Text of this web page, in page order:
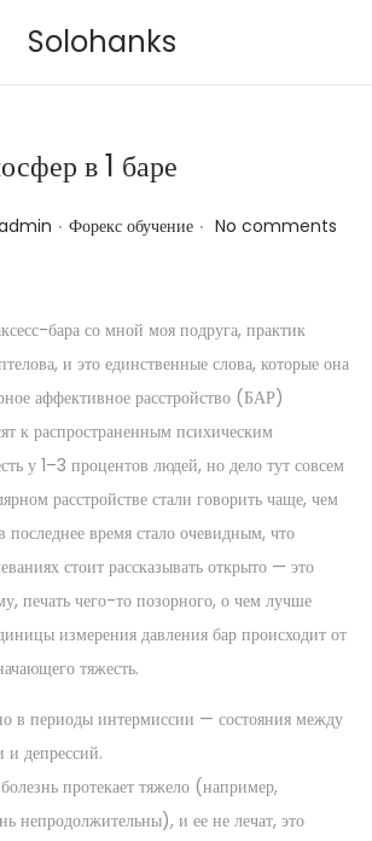
S
p
o
v
i
g
a
t
i
o
n
S
p
o
n
t
e
n
t
Solohanks
в 1 баре
. P
t
e
d
i
n
Форекс обучение . No comments
бара со мной моя подруга, практик
и это единственные слова, которые она
аффективное расстройство (БАР)
к распространенным психическим
у 1–3 процентов людей, но дело тут совсем
расстройстве стали говорить чаще, чем
время стало очевидным, что
стоит рассказывать открыто — это
печать чего-то позорного, о чем лучше
измерения давления бар происходит от
тяжесть.
в периоды интермиссии — состояния между
депрессий.
протекает тяжело (например,
непродолжительны), и ее не лечат, это